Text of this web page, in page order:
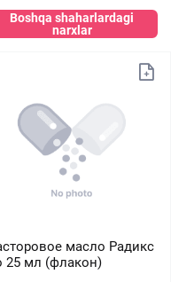
Boshqa shaharlardagi
narxlar
масло Радикс
25 мл (флакон)